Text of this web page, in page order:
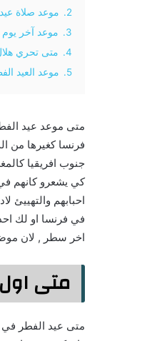
2.
موعد صلاة عيد
3.
موعد آخر يوم
4.
متى تحري هلال شوال
5.
موعد العيد
فرنسا كغيرها من
جنوب افريقيا
كي يشعرو كانهم
احبابهم والتهييئ
في فرنسا او لك
اخر سطر , لان
متى اول
متى عيد الفطر في